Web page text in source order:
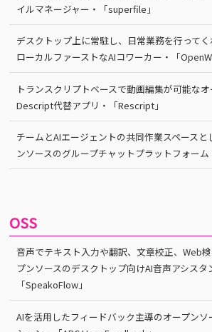
イルマネージャー・「superfile」
デスクトップ上に常駐し、日常業務を行って
ローカルファーストなAIコワーカー・「
トランスクリプトベースで動画編集が可能な
Descript代替アプリ・「Rescript」
チームとAIエージェントの共同作業スペース
ンソースのグループチャットプラットフォーム
OSS
音声でテキスト入力や翻訳、文章校正、Web
プンソースのデスクトップ向けAI音声アシスタ
「SpeakoFlow」
AIを活用したフィードバック主導のオープン